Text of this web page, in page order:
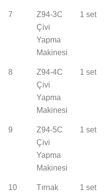
7
Z94-3C
Çivi
Yapma
Makinesi
1 set
8
Z94-4C
Çivi
Yapma
Makinesi
1 set
9
Z94-5C
Çivi
Yapma
Makinesi
1 set
10
Tırnak
1 set